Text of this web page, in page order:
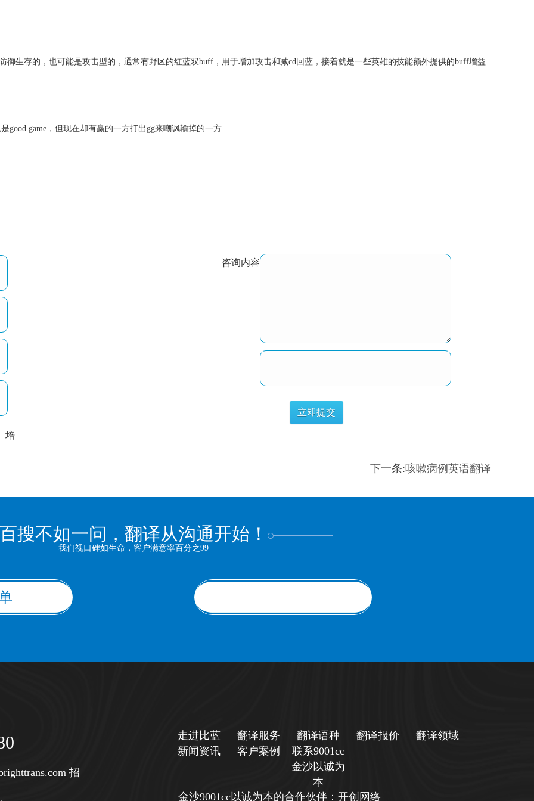
生存的，也可能是攻击型的，通常有野区的红蓝双buff，用于增加攻击和减cd回蓝，接着就是一些英雄的技能额外提供的buff增益
good game，但现在却有赢的一方打出gg来嘲讽输掉的一方
培
咨询内容
下一条:咳嗽病例英语翻译
百搜不如一问，翻译从沟通开始！
我们视口碑如生命，客户满意率百分之99
招
走进比蓝 翻译服务 翻译语种 翻译报价
翻译领域
新闻资讯
客户案例
联系9001cc
金沙以诚为
本
金沙9001cc以诚为本的合作伙伴：开创网络